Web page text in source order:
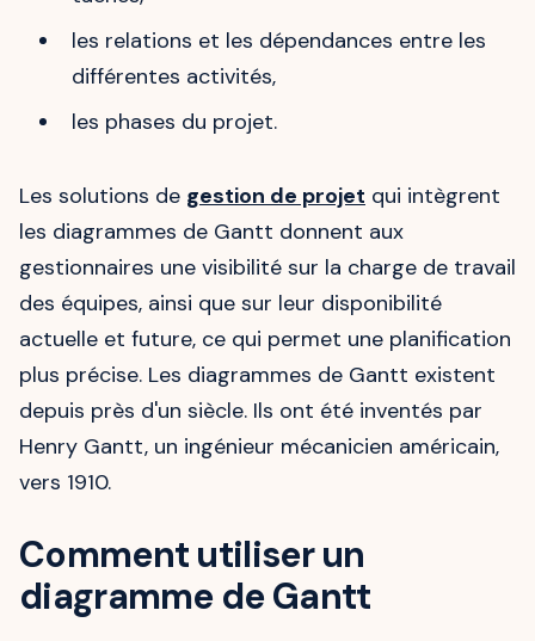
les relations et les dépendances entre les
différentes activités,
les phases du projet.
Les solutions de gestion de projet qui intègrent
les diagrammes de Gantt donnent aux
gestionnaires une visibilité sur la charge de travail
des équipes, ainsi que sur leur disponibilité
actuelle et future, ce qui permet une planification
plus précise. Les diagrammes de Gantt existent
depuis près d'un siècle. Ils ont été inventés par
Henry Gantt, un ingénieur mécanicien américain,
vers 1910.
Comment utiliser un
diagramme de Gantt